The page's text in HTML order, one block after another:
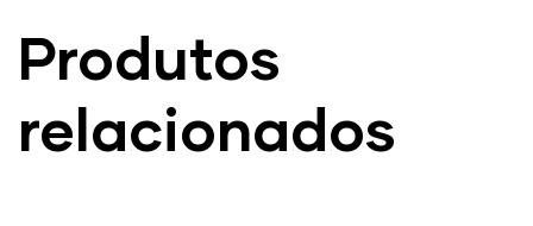
Produtos
relacionados